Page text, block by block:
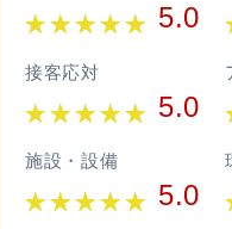
5.0
接客応対
5.0
施設・設備
5.0